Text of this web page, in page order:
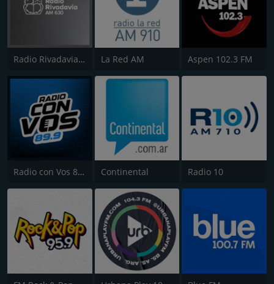
Radio Rivadavia 630 AM La Red AM Aspen 102.3 FM
Radio con Vos 89.9 FM Continental Radio 10